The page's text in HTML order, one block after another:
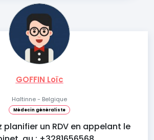
GOFFIN Loïc
Haltinne - Belgique
Médecin généraliste
planifier un RDV en appelant le